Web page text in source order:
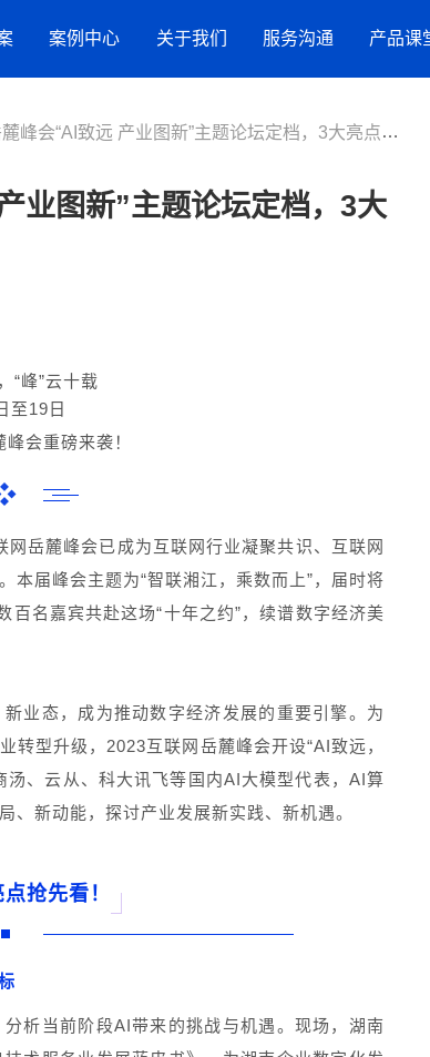
招商加盟
她经济
案例中心
服务案例
营销洞察
关于我们
竞网智赢
新闻与活动
服务沟通
服务指引
联系方式
产品课
AI搜索
抖音
会“AI致远 产业图新”主题论坛定档，3大亮点抢先看！
业图新”主题论坛定档，3大
“峰”云十载
至19日
会重磅来袭！
岳麓峰会已成为互联网行业凝聚共识、互联网
本届峰会主题为“智联湘江，乘数而上”，届时将
名嘉宾共赴这场“十年之约”，续谱数字经济美
业态，成为推动数字经济发展的重要引擎。为
转型升级，2023互联网岳麓峰会开设“AI致远，
、云从、科大讯飞等国内AI大模型代表，AI算
、新动能，探讨产业发展新实践、新机遇。
抢先看！
析当前阶段AI带来的挑战与机遇。现场，湖南